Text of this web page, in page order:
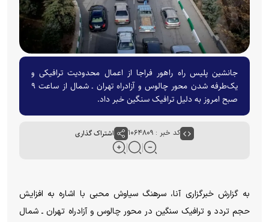
جانشین پلیس راه راهور فراجا از اعمال محدودیت ترافیکی و
یک‌طرفه شدن محور چالوس و آزادراه تهران ـ شمال از ساعت ۹
صبح امروز به دلیل ترافیک سنگین خبر داد.
کد خبر : ۱۰۶۴۸۰۹ اشتراک گذاری
به گزارش خبرگزاری آنا، سرهنگ سیاوش محبی با اشاره به افزایش
حجم تردد و ترافیک سنگین در محور چالوس و آزادراه تهران ـ شمال